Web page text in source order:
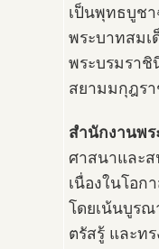
เป็นพุทธบูช
พระบาทสมเ
พระบรมราชิ
สยามมกุฎร
สำนักงานพ
ศาสนาและส
เนื่องในโอ
โดยเน้นบูรณ
ตรัสรู้ และท